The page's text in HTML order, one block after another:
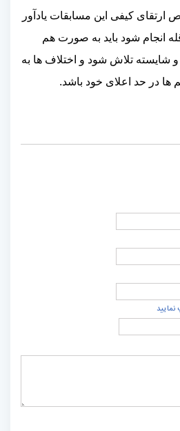
ارتقای کیفی این مسابقات یادآور
انجام شود باید به صورت هم
و شایسته تلاش شود و اختلاف ها به
ها در حد اعلای خود باشد.
نمایید